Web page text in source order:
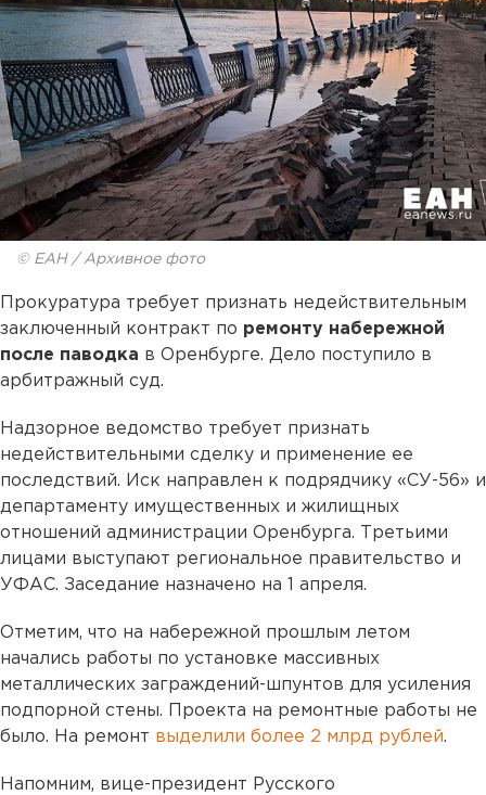
© ЕАН / Архивное фото
Прокуратура требует признать недействительным
заключенный контракт по ремонту набережной
после паводка в Оренбурге. Дело поступило в
арбитражный суд.
Надзорное ведомство требует признать
недействительными сделку и применение ее
последствий. Иск направлен к подрядчику «СУ-56» и
департаменту имущественных и жилищных
отношений администрации Оренбурга. Третьими
лицами выступают региональное правительство и
УФАС. Заседание назначено на 1 апреля.
Отметим, что на набережной прошлым летом
начались работы по установке массивных
металлических заграждений-шпунтов для усиления
подпорной стены. Проекта на ремонтные работы не
было. На ремонт выделили более 2 млрд рублей.
Напомним, вице-президент Русского